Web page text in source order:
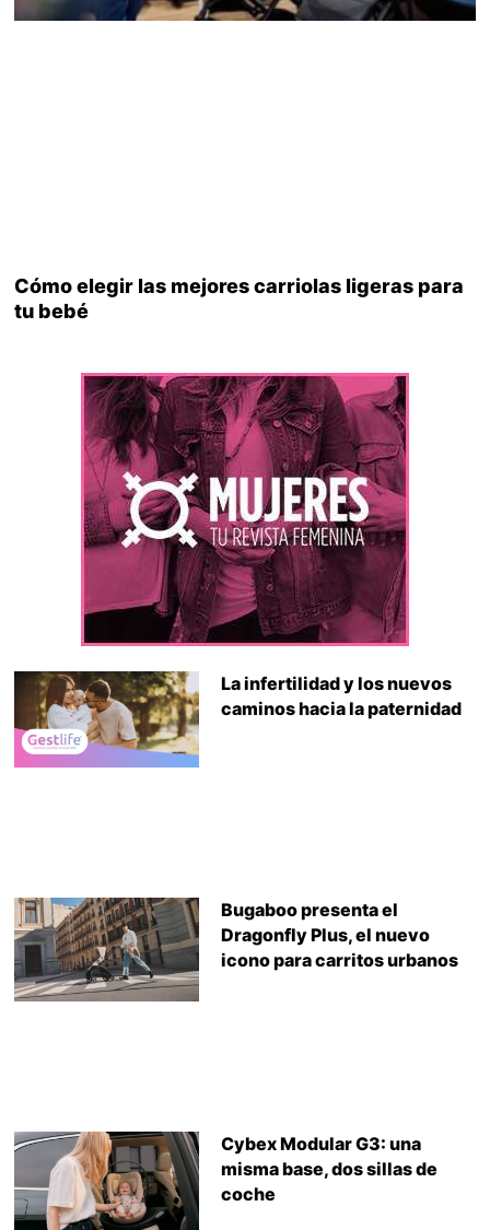
Cómo elegir las mejores carriolas ligeras para
tu bebé
La infertilidad y los nuevos
caminos hacia la paternidad
Bugaboo presenta el
Dragonfly Plus, el nuevo
icono para carritos urbanos
Cybex Modular G3: una
misma base, dos sillas de
coche